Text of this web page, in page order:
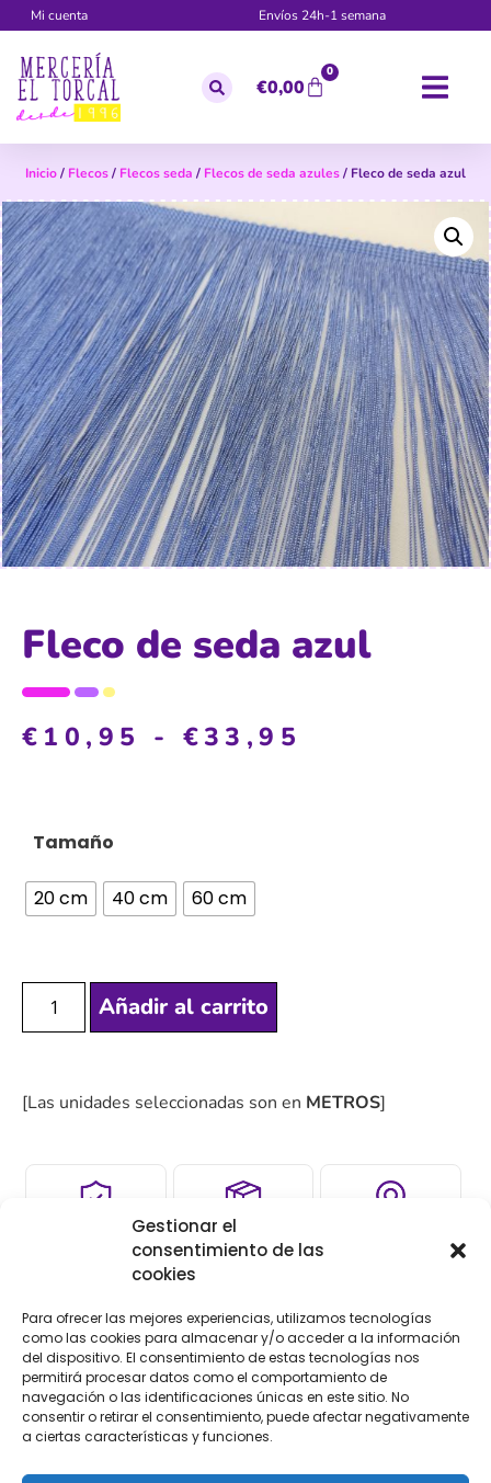
Gestionar el
consentimiento de las
cookies
Para ofrecer las mejores experiencias, utilizamos tecnologías
como las cookies para almacenar y/o acceder a la información
del dispositivo. El consentimiento de estas tecnologías nos
permitirá procesar datos como el comportamiento de
navegación o las identificaciones únicas en este sitio. No
consentir o retirar el consentimiento, puede afectar negativamente
a ciertas características y funciones.
Mi cuenta Envíos 24h-1 semana
€0,00
0
Inicio/ Flecos/ Flecos seda / Flecos de seda azules/ Fleco de seda azul
Fleco de seda azul
€ 10,95 - €33,95
Tamaño
20 cm 40 cm 60 cm
Añadir al carrito
[Las unidades seleccionadas son en METROS]
ENVÍO 24-48H
Descripción Información adicional
Descripción
Flecos de color azul de seda de diferentes medidas